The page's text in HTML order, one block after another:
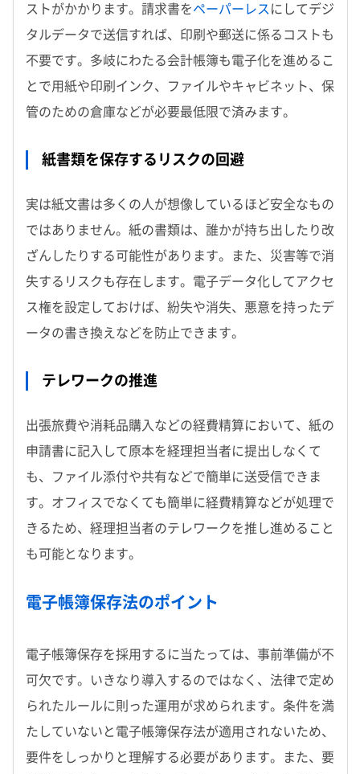
ストがかかります。請求書をペーパーレスにしてデジ
タルデータで送信すれば、印刷や郵送に係るコストも
不要です。多岐にわたる会計帳簿も電子化を進めるこ
とで用紙や印刷インク、ファイルやキャビネット、保
管のための倉庫などが必要最低限で済みます。
紙書類を保存するリスクの回避
実は紙文書は多くの人が想像しているほど安全なもの
ではありません。紙の書類は、誰かが持ち出したり改
ざんしたりする可能性があります。また、災害等で消
失するリスクも存在します。電子データ化してアクセ
ス権を設定しておけば、紛失や消失、悪意を持ったデ
ータの書き換えなどを防止できます。
テレワークの推進
出張旅費や消耗品購入などの経費精算において、紙の
申請書に記入して原本を経理担当者に提出しなくて
も、ファイル添付や共有などで簡単に送受信できま
す。オフィスでなくても簡単に経費精算などが処理で
きるため、経理担当者のテレワークを推し進めること
も可能となります。
電子帳簿保存法のポイント
電子帳簿保存を採用するに当たっては、事前準備が不
可欠です。いきなり導入するのではなく、法律で定め
られたルールに則った運用が求められます。条件を満
たしていないと電子帳簿保存法が適用されないため、
要件をしっかりと理解する必要があります。また、要